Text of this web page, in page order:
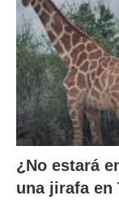
¿No estará
una jirafa en